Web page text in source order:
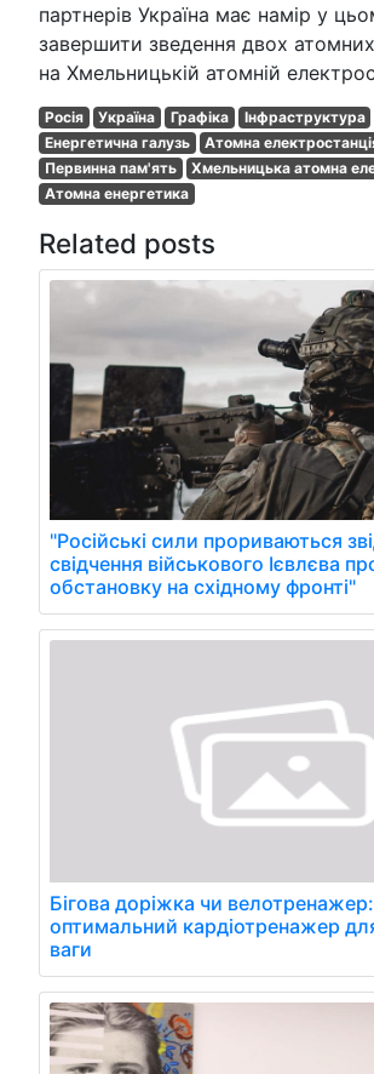
партнерів Україна має намір у
завершити зведення двох
на Хмельницькій атомній
Росія Україна Графіка
Інфраструктура
Енергетична галузь
Атомна
Первинна пам'ять
Хмельницька атомна
Атомна енергетика
Related posts
"Російські сили прориваються
свідчення військового Ієвлєва
обстановку на східному фронті"
Бігова доріжка чи
оптимальний кардіотренажер
ваги